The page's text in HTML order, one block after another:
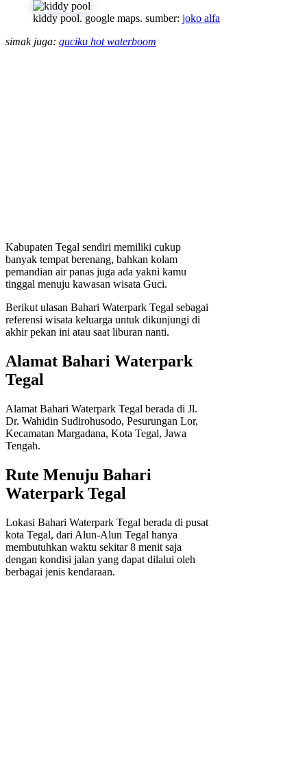
kiddy pool. google maps. sumber: joko alfa
simak juga: guciku hot waterboom
Kabupaten Tegal sendiri memiliki cukup
banyak tempat berenang, bahkan kolam
pemandian air panas juga ada yakni kamu
tinggal menuju kawasan wisata Guci.
Berikut ulasan Bahari Waterpark Tegal sebagai
referensi wisata keluarga untuk dikunjungi di
akhir pekan ini atau saat liburan nanti.
Alamat Bahari Waterpark
Tegal
Alamat Bahari Waterpark Tegal berada di Jl.
Dr. Wahidin Sudirohusodo, Pesurungan Lor,
Kecamatan Margadana, Kota Tegal, Jawa
Tengah.
Rute Menuju Bahari
Waterpark Tegal
Lokasi Bahari Waterpark Tegal berada di pusat
kota Tegal, dari Alun-Alun Tegal hanya
membutuhkan waktu sekitar 8 menit saja
dengan kondisi jalan yang dapat dilalui oleh
berbagai jenis kendaraan.